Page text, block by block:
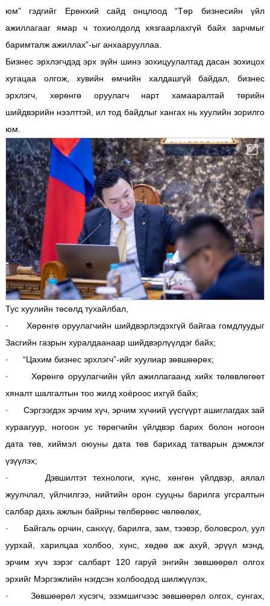
юм” гэдгийг Ерөнхий сайд онцлоод “Төр бизнесийн үйл
ажиллагааг ямар ч тохиолдолд хязгаарлахгүй байх зарчмыг
баримталж ажиллах”-ыг анхаарууллаа.
Бизнес эрхлэгчдэд эрх зүйн шинэ зохицуулалтад дасан зохицох
хугацаа олгож, хувийн өмчийн халдашгүй байдал, бизнес
эрхлэгч, хөрөнгө оруулагч нарт хамааралтай төрийн
шийдвэрийн нээлттэй, ил тод байдлыг хангах нь хуулийн зорилго
юм.
Тус хуулийн төсөлд тухайлбал,
· Хөрөнгө оруулагчийн шийдвэрлэгдэхгүй байгаа гомдлуудыг
Засгийн газрын хуралдаанаар шийдвэрлүүлдэг байх;
· “Цахим бизнес эрхлэгч”-ийг хуулиар зөвшөөрөх;
· Хөрөнгө оруулагчийн үйл ажиллагаанд хийх төлөвлөгөөт
хяналт шалгалтын тоо жилд хоёроос ихгүй байх;
· Сэргээгдэх эрчим хүч, эрчим хүчний үүсгүүрт ашиглагдах зай
хураагуур, ногоон ус төрөгчийн үйлдвэр барих болон ногоон
дата төв, хиймэл оюуны дата төв барихад татварын дэмжлэг
үзүүлэх;
· Дэвшилтэт технологи, хүнс, хөнгөн үйлдвэр, аялал
жуулчлал, үйлчилгээ, нийтийн орон сууцны барилга угсралтын
салбар дахь ажлын байрны төлбөрөөс чөлөөлөх,
· Байгаль орчин, санхүү, барилга, зам, тээвэр, боловсрол, уул
уурхай, харилцаа холбоо, хүнс, хөдөө аж ахуй, эрүүл мэнд,
эрчим хүч зэрэг салбарт 120 гаруй энгийн зөвшөөрөл олгох
эрхийг Мэргэжлийн нэгдсэн холбоодод шилжүүлэх,
· Зөвшөөрөл хүсэгч, эзэмшигчээс зөвшөөрөл олгох, сунгах,